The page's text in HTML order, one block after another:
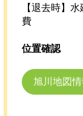
【退去時】
費
位置確認
旭川地図情